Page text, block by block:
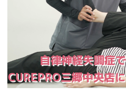
自律神経失調症
CUREPRO三郷中央店